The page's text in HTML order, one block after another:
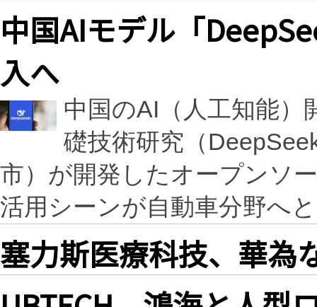
中国AIモデル「
入へ
中国のAI（人工知能）
礎技術研究（
市）が開発したオープンソ
活用シーンが自動車分野へ
塞力斯医療科技、華為